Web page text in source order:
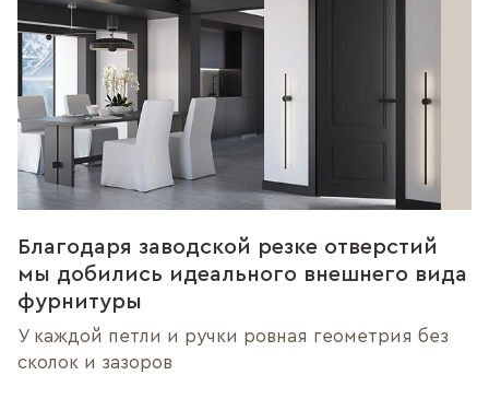
Благодаря заводской резке отверстий
мы добились идеального внешнего вида
фурнитуры
У каждой петли и ручки ровная геометрия без
сколок и зазоров